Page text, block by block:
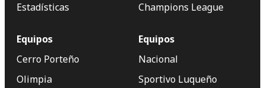
Estadísticas
Champions League
Equipos
Cerro Porteño
Olimpia
Equipos
Nacional
Sportivo Luqueño